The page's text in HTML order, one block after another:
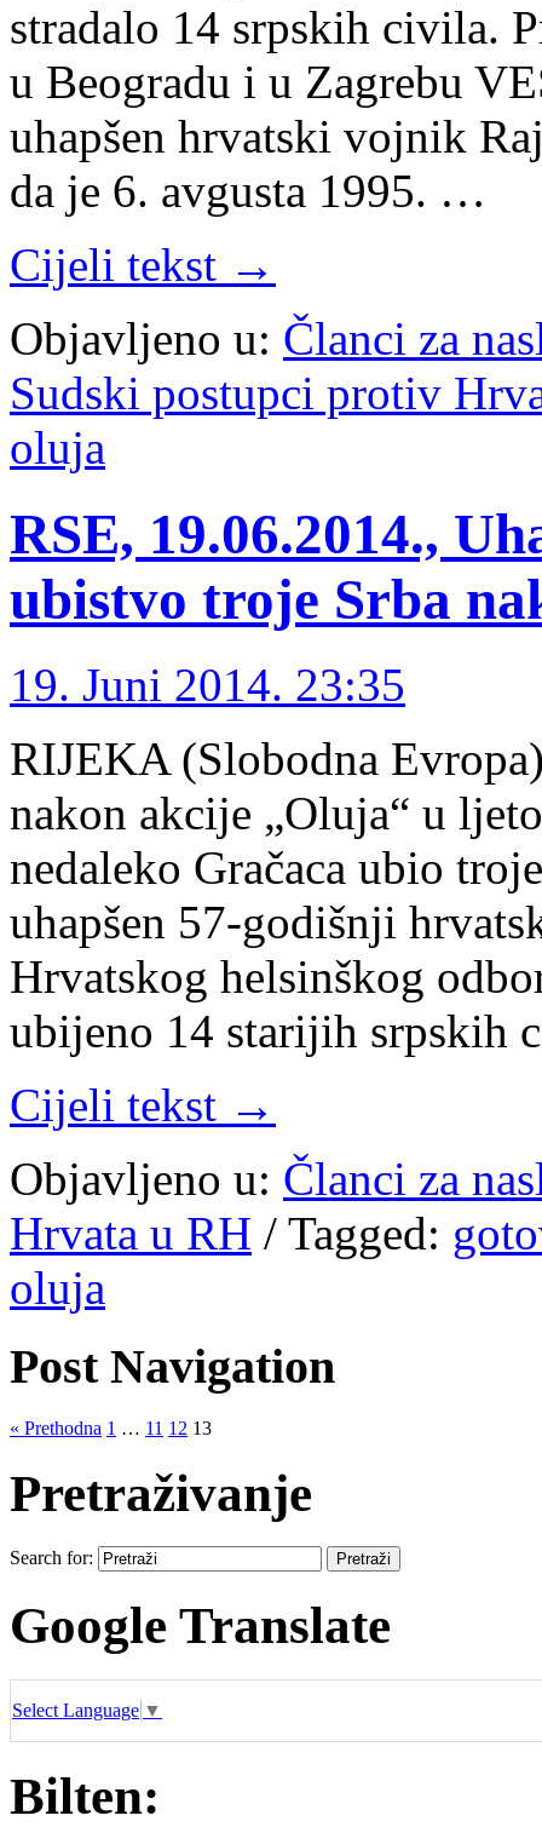
stradalo 14 srpskih civila.
u Beogradu i u Zagrebu
uhapšen hrvatski vojnik
da je 6. avgusta 1995. …
Cijeli tekst →
Objavljeno u: Članci za
Sudski postupci protiv
oluja
RSE, 19.06.2014.,
ubistvo troje Srba
19. Juni 2014. 23:35
RIJEKA (Slobodna
nakon akcije „Oluja“ u
nedaleko Gračaca ubio
uhapšen 57-godišnji
Hrvatskog helsinškog
ubijeno 14 starijih srpskih
Cijeli tekst →
Objavljeno u: Članci za
Hrvata u RH / Tagged:
oluja
Post Navigation
« Prethodna 1 … 11 12 13
Pretraživanje
Search for:
Google Translate
Select Language ▼
Bilten: